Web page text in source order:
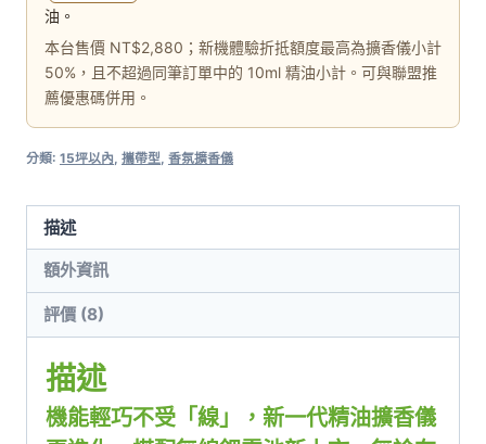
油。
本台售價 NT$2,880；新機體驗折抵額度最高為擴香儀小計
50%，且不超過同筆訂單中的 10ml 精油小計。可與聯盟推
薦優惠碼併用。
分類: 15坪以內 攜帶型 香氛擴香儀
描述
額外資訊
評價 (8)
描述
機能輕巧不受「線」，新一代精油擴香儀